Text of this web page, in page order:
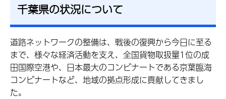
千葉県の状況について
道路ネットワークの整備は、戦後の復興から今日に至る
まで、様々な経済活動を支え、全国貨物取扱量1位の成
田国際空港や、日本最大のコンビナートである京葉臨海
コンビナートなど、地域の拠点形成に貢献してきまし
た。